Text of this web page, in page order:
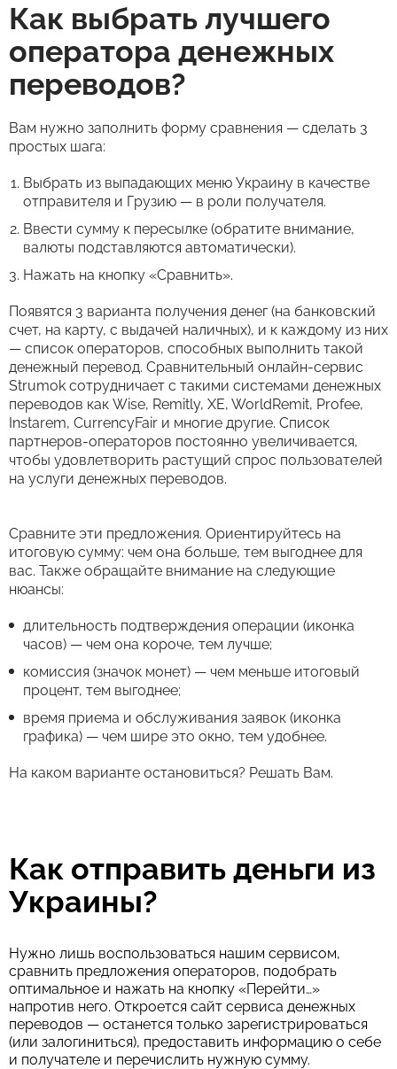
Как выбрать лучшего
оператора денежных
переводов?
Вам нужно заполнить форму сравнения — сделать 3
простых шага:
Выбрать из выпадающих меню Украину в качестве
отправителя и Грузию — в роли получателя.
Ввести сумму к пересылке (обратите внимание,
валюты подставляются автоматически).
Нажать на кнопку «Сравнить».
Появятся 3 варианта получения денег (на банковский
счет, на карту, с выдачей наличных), и к каждому из них
— список операторов, способных выполнить такой
денежный перевод. Сравнительный онлайн-сервис
Strumok сотрудничает с такими системами денежных
переводов как Wise, Remitly, XE, WorldRemit, Profee,
Instarem, CurrencyFair и многие другие. Список
партнеров-операторов постоянно увеличивается,
чтобы удовлетворить растущий спрос пользователей
на услуги денежных переводов.
Сравните эти предложения. Ориентируйтесь на
итоговую сумму: чем она больше, тем выгоднее для
вас. Также обращайте внимание на следующие
нюансы:
длительность подтверждения операции (иконка
часов) — чем она короче, тем лучше;
комиссия (значок монет) — чем меньше итоговый
процент, тем выгоднее;
время приема и обслуживания заявок (иконка
графика) — чем шире это окно, тем удобнее.
На каком варианте остановиться? Решать Вам.
Как отправить деньги из
Украины?
Нужно лишь воспользоваться нашим сервисом,
сравнить предложения операторов, подобрать
оптимальное и нажать на кнопку «Перейти…»
напротив него. Откроется сайт сервиса денежных
переводов — останется только зарегистрироваться
(или залогиниться), предоставить информацию о себе
и получателе и перечислить нужную сумму.